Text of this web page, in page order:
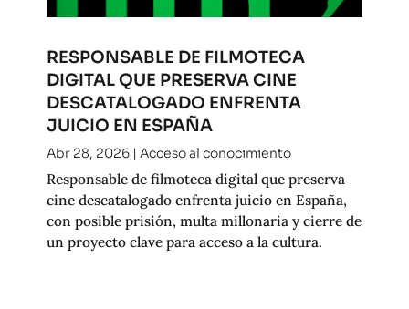
RESPONSABLE DE FILMOTECA
DIGITAL QUE PRESERVA CINE
DESCATALOGADO ENFRENTA
JUICIO EN ESPAÑA
Abr 28, 2026| Acceso al conocimiento
Responsable de filmoteca digital que preserva
cine descatalogado enfrenta juicio en España,
con posible prisión, multa millonaria y cierre de
un proyecto clave para acceso a la cultura.